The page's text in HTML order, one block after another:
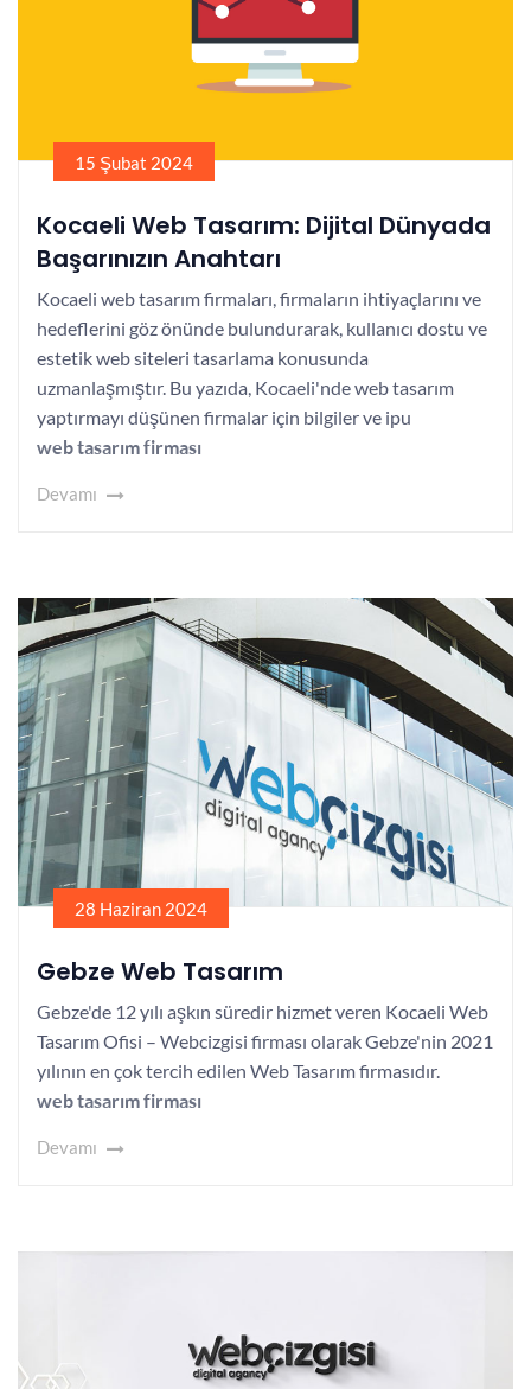
15 Şubat 2024
Kocaeli Web Tasarım: Dijital Dünyada
Başarınızın Anahtarı
Kocaeli web tasarım firmaları, firmaların ihtiyaçlarını ve
hedeflerini göz önünde bulundurarak, kullanıcı dostu ve
estetik web siteleri tasarlama konusunda
uzmanlaşmıştır. Bu yazıda, Kocaeli'nde web tasarım
yaptırmayı düşünen firmalar için bilgiler ve ipu
web tasarım firması
Devamı
28 Haziran 2024
Gebze Web Tasarım
Gebze'de 12 yılı aşkın süredir hizmet veren Kocaeli Web
Tasarım Ofisi – Webcizgisi firması olarak Gebze'nin 2021
yılının en çok tercih edilen Web Tasarım firmasıdır.
web tasarım firması
Devamı